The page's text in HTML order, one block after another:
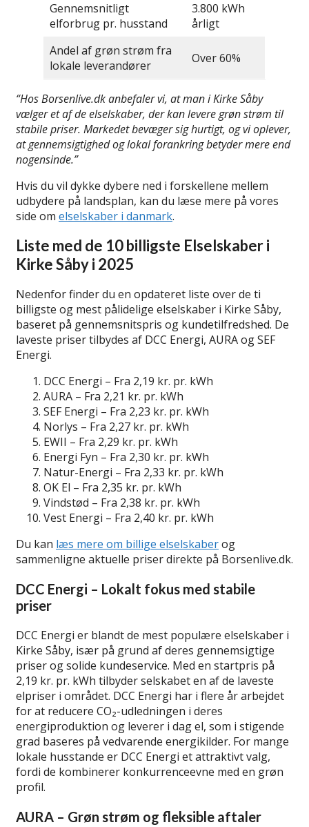
Gennemsnitligt
elforbrug pr. husstand
3.800 kWh
årligt
Andel af grøn strøm fra
lokale leverandører
Over 60%
“Hos Borsenlive.dk anbefaler vi, at man i Kirke Såby
vælger et af de elselskaber, der kan levere grøn strøm til
stabile priser. Markedet bevæger sig hurtigt, og vi oplever,
at gennemsigtighed og lokal forankring betyder mere end
nogensinde.”
Hvis du vil dykke dybere ned i forskellene mellem
udbydere på landsplan, kan du læse mere på vores
side om elselskaber i danmark.
Liste med de 10 billigste Elselskaber i
Kirke Såby i 2025
Nedenfor finder du en opdateret liste over de ti
billigste og mest pålidelige elselskaber i Kirke Såby,
baseret på gennemsnitspris og kundetilfredshed. De
laveste priser tilbydes af DCC Energi, AURA og SEF
Energi.
DCC Energi – Fra 2,19 kr. pr. kWh
AURA – Fra 2,21 kr. pr. kWh
SEF Energi – Fra 2,23 kr. pr. kWh
Norlys – Fra 2,27 kr. pr. kWh
EWII – Fra 2,29 kr. pr. kWh
Energi Fyn – Fra 2,30 kr. pr. kWh
Natur-Energi – Fra 2,33 kr. pr. kWh
OK El – Fra 2,35 kr. pr. kWh
Vindstød – Fra 2,38 kr. pr. kWh
Vest Energi – Fra 2,40 kr. pr. kWh
Du kan læs mere om billige elselskaberog
sammenligne aktuelle priser direkte på Borsenlive.dk.
DCC Energi – Lokalt fokus med stabile
priser
DCC Energi er blandt de mest populære elselskaber i
Kirke Såby, især på grund af deres gennemsigtige
priser og solide kundeservice. Med en startpris på
2,19 kr. pr. kWh tilbyder selskabet en af de laveste
elpriser i området. DCC Energi har i flere år arbejdet
for at reducere CO₂-udledningen i deres
energiproduktion og leverer i dag el, som i stigende
grad baseres på vedvarende energikilder. For mange
lokale husstande er DCC Energi et attraktivt valg,
fordi de kombinerer konkurrenceevne med en grøn
profil.
AURA – Grøn strøm og fleksible aftaler